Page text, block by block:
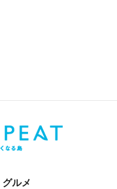
グルメ